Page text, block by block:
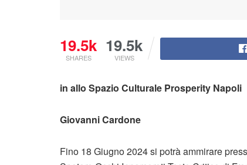
19.5k
SHARES
19.5k
VIEWS
in allo Spazio Culturale Prosperity Napoli
Giovanni Cardone
Fino 18 Giugno 2024 si potrà ammirare